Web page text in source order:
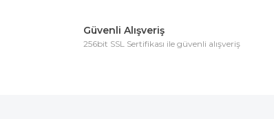
Güvenli Alışveriş
256bit SSL Sertifikası ile güvenli alışveriş